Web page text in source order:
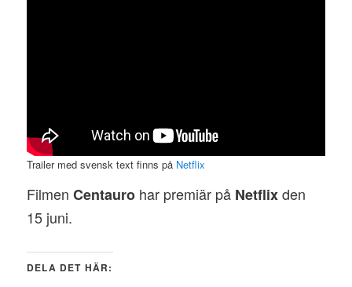
Trailer med svensk text finns på Netflix
FilmenCentauro har premiär på Netflixden
15 juni.
DELA DET HÄR: